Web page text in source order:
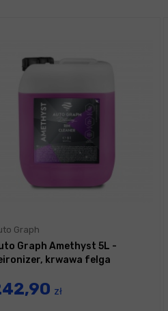
Graph
Graph Amethyst 5L -
krwawa felga
zł